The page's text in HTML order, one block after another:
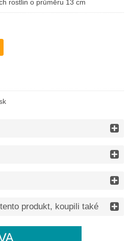
rostlin o průměru 13 cm
produkt, koupili také